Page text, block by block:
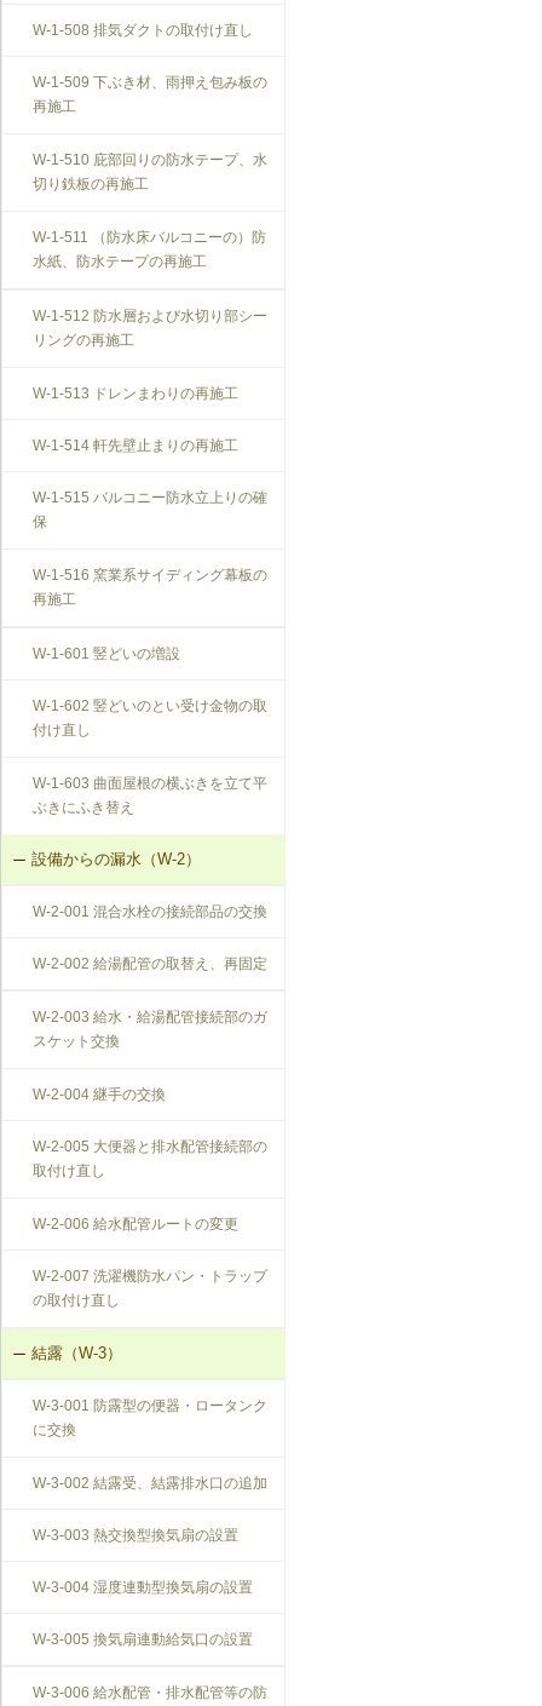
W-1-508 排気ダクトの取付け直し
W-1-509 下ぶき材、雨押え包み板の
再施工
W-1-510 庇部回りの防水テープ、水
切り鉄板の再施工
W-1-511 （防水床バルコニーの）防
水紙、防水テープの再施工
W-1-512 防水層および水切り部シー
リングの再施工
W-1-513 ドレンまわりの再施工
W-1-514 軒先壁止まりの再施工
W-1-515 バルコニー防水立上りの確
保
W-1-516 窯業系サイディング幕板の
再施工
W-1-601 竪どいの増設
W-1-602 竪どいのとい受け金物の取
付け直し
W-1-603 曲面屋根の横ぶきを立て平
ぶきにふき替え
設備からの漏水（W-2）
W-2-001 混合水栓の接続部品の交換
W-2-002 給湯配管の取替え、再固定
W-2-003 給水・給湯配管接続部のガ
スケット交換
W-2-004 継手の交換
W-2-005 大便器と排水配管接続部の
取付け直し
W-2-006 給水配管ルートの変更
W-2-007 洗濯機防水パン・トラップ
の取付け直し
結露（W-3）
W-3-001 防露型の便器・ロータンク
に交換
W-3-002 結露受、結露排水口の追加
W-3-003 熱交換型換気扇の設置
W-3-004 湿度連動型換気扇の設置
W-3-005 換気扇連動給気口の設置
W-3-006 給水配管・排水配管等の防